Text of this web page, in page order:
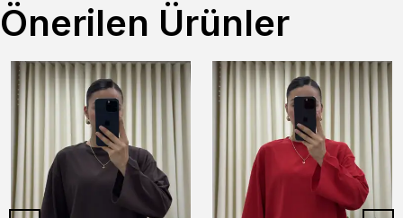
Önerilen Ürünler